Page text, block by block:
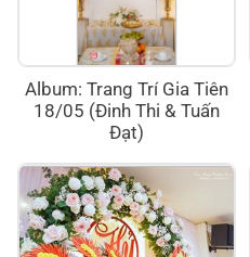
Album: Trang Trí Gia Tiên
18/05 (Đinh Thi & Tuấn
Đạt)